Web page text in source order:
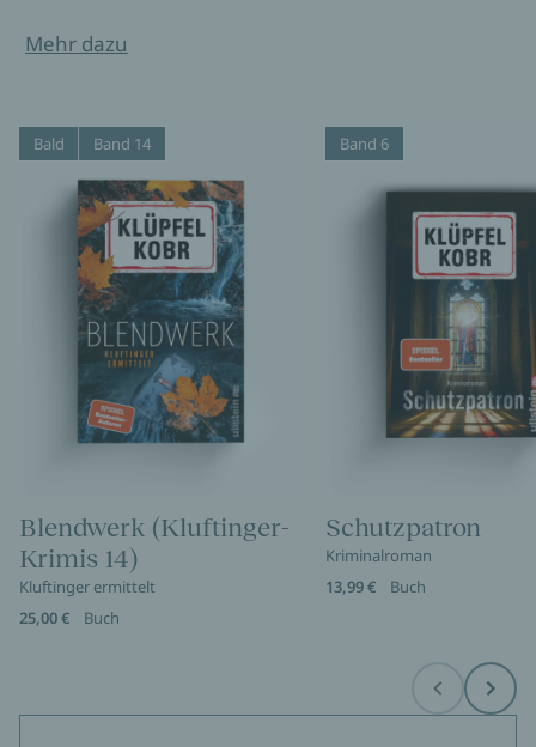
Mehr dazu
Bald Band 14
Blendwerk (Kluftinger-
Krimis 14)
Kluftinger ermittelt
25,00 €
Buch
Band 6
Schutzpatron
Kriminalroman
13,99 €
Buch
Before Next